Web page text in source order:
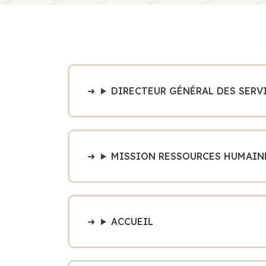
DIRECTEUR GÉNÉRAL DES
MISSION RESSOURCES
ACCUEIL